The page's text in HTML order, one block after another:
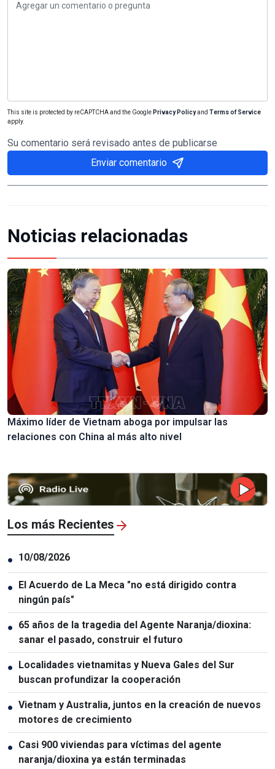
This site is protected by reCAPTCHA and the Google Privacy Policyand Terms of Service
apply.
Su comentario será revisado antes de publicarse
Enviar comentario
Noticias relacionadas
Máximo líder de Vietnam aboga por impulsar las
relaciones con China al más alto nivel
Los más Recientes
● 10/08/2026
●
El Acuerdo de La Meca "no está dirigido contra
ningún país"
● 65 años de la tragedia del Agente Naranja/dioxina:
sanar el pasado, construir el futuro
●
Localidades vietnamitas y Nueva Gales del Sur
buscan profundizar la cooperación
● Vietnam y Australia, juntos en la creación de nuevos
motores de crecimiento
● Casi 900 viviendas para víctimas del agente
naranja/dioxina ya están terminadas